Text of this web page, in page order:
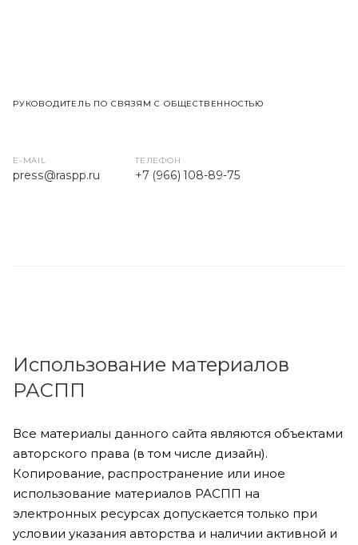
РУКОВОДИТЕЛЬ ПО СВЯЗЯМ С ОБЩЕСТВЕННОСТЬЮ
E-MAIL
press@raspp.ru
ТЕЛЕФОН
+7 (966) 108-89-75
Использование материалов
РАСПП
Все материалы данного сайта являются объектами
авторского права (в том числе дизайн).
Копирование, распространение или иное
использование материалов РАСПП на
электронных ресурсах допускается только при
условии указания авторства и наличии активной и